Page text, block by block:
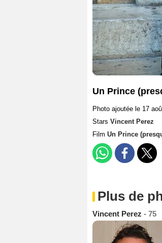
Un Prince
Photo ajoutée le 17
Stars Vincent Perez
Film Un Prince
Plus de
Vincent Perez - 75